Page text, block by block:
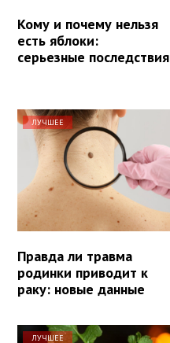
Кому и почему нельзя
есть яблоки:
серьезные последствия
ЛУЧШЕЕ
Правда ли травма
родинки приводит к
раку: новые данные
ЛУЧШЕЕ